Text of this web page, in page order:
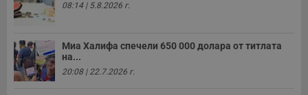
08:14 | 5.8.2026 г.
Миа Халифа спечели 650 000 долара от титлата
на...
20:08 | 22.7.2026 г.